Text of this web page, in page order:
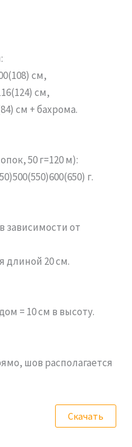
см,
см,
см + бахрома.
50 г=120 м):
г.
зависимости от
длиной 20 см.
= 10 см в высоту.
шов располагается
Скачать